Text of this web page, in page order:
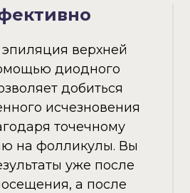
верхней
диодного
добиться
исчезновения
точечному
на фолликулы. Вы
уже после
а после